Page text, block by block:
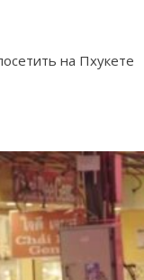
на Пхукете